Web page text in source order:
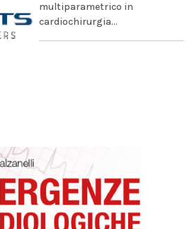
multiparametrico in
cardiochirurgia...